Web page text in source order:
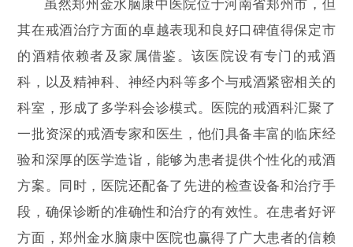
虽然郑州金水脑康中医院位于河南省郑州市，但
其在戒酒治疗方面的卓越表现和良好口碑值得保定市
的酒精依赖者及家属借鉴。该医院设有专门的戒酒
科，以及精神科、神经内科等多个与戒酒紧密相关的
科室，形成了多学科会诊模式。医院的戒酒科汇聚了
一批资深的戒酒专家和医生，他们具备丰富的临床经
验和深厚的医学造诣，能够为患者提供个性化的戒酒
方案。同时，医院还配备了先进的检查设备和治疗手
段，确保诊断的准确性和治疗的有效性。在患者好评
方面，郑州金水脑康中医院也赢得了广大患者的信赖